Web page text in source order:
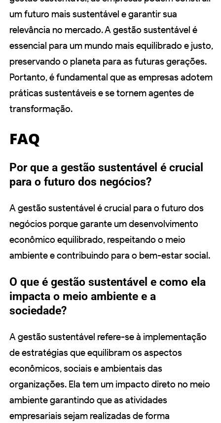
um futuro mais sustentável e garantir sua
relevância no mercado. A gestão sustentável é
essencial para um mundo mais equilibrado e justo,
preservando o planeta para as futuras gerações.
Portanto, é fundamental que as empresas adotem
práticas sustentáveis e se tornem agentes de
transformação.
FAQ
Por que a gestão sustentável é crucial
para o futuro dos negócios?
A gestão sustentável é crucial para o futuro dos
negócios porque garante um desenvolvimento
econômico equilibrado, respeitando o meio
ambiente e contribuindo para o bem-estar social.
O que é gestão sustentável e como ela
impacta o meio ambiente e a
sociedade?
A gestão sustentável refere-se à implementação
de estratégias que equilibram os aspectos
econômicos, sociais e ambientais das
organizações. Ela tem um impacto direto no meio
ambiente garantindo que as atividades
empresariais sejam realizadas de forma